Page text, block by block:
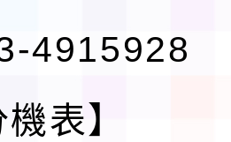
4915928
表】